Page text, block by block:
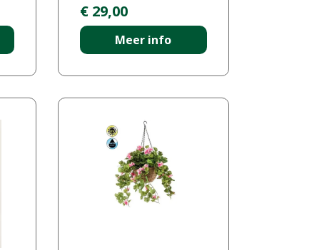
€ 29,00
Meer info